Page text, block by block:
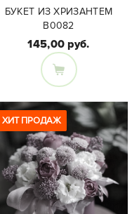
Состав букета:
Монобукет из
кустовой
хризантемы-9 веток
БУКЕТ ИЗ ХРИЗАНТЕМ
В0082
145,00 руб.
ХИТ ПРОДАЖ